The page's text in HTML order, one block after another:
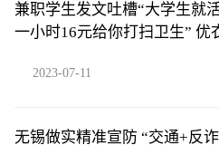
兼职学生发文吐槽“大学生就
一小时16元给你打扫卫生” 优
2023-07-11
无锡做实精准宣防 “交通+反